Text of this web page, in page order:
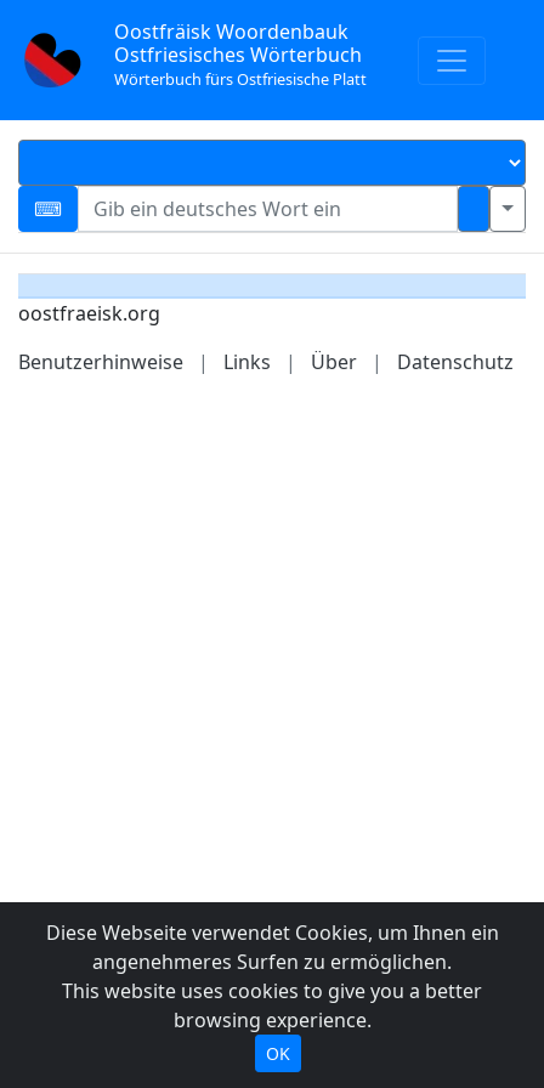
Oostfräisk Woordenbauk
Ostfriesisches Wörterbuch
Wörterbuch fürs Ostfriesische Platt
oostfraeisk.org
Benutzerhinweise
| Links | Über | Datenschutz
Diese Webseite verwendet Cookies, um Ihnen ein
angenehmeres Surfen zu ermöglichen.
This website uses cookies to give you a better
browsing experience.
OK